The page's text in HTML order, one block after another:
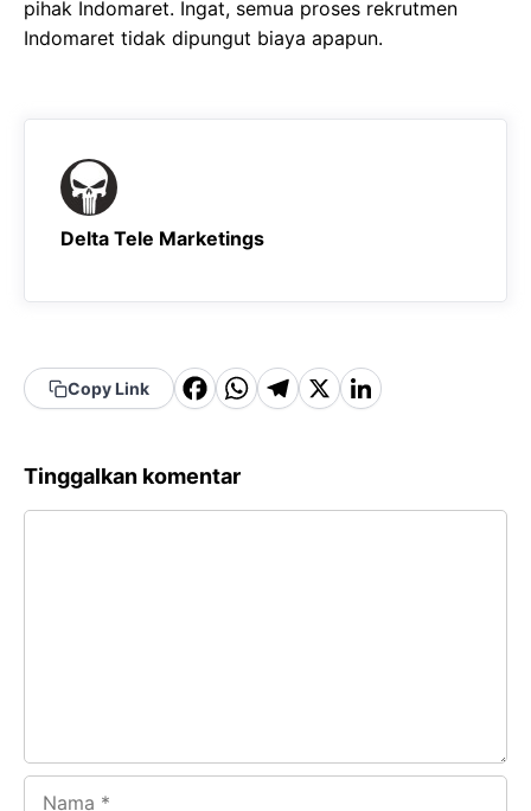
pihak Indomaret. Ingat, semua proses rekrutmen
Indomaret tidak dipungut biaya apapun.
Delta Tele Marketings
Copy Link
F
c
e
W
a
t
T
g
X Li
e
Tinggalkan komentar